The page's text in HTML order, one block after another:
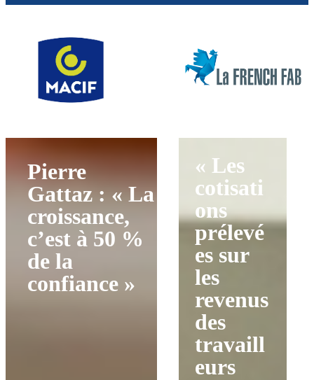
Pierre
Gattaz : « La
croissance,
c’est à 50 %
de la
confiance »
« Les
cotisati
ons
prélevé
es sur
les
revenus
des
travaill
eurs